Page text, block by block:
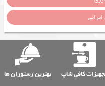
کافی شاپ بهترین رستوران ها